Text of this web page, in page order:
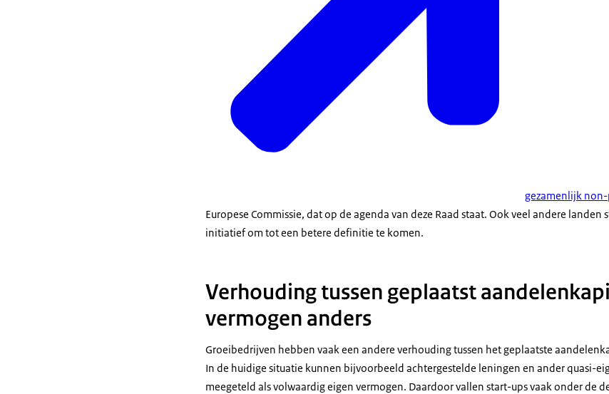
gezamenlijk
Europese Commissie, dat op de agenda van deze Raad staat. Ook veel andere
initiatief om tot een betere definitie te komen.
Verhouding tussen geplaatst
vermogen anders
Groeibedrijven hebben vaak een andere verhouding tussen het geplaatste
In de huidige situatie kunnen bijvoorbeeld achtergestelde leningen en ander quasi-
meegeteld als volwaardig eigen vermogen. Daardoor vallen start-ups vaak onder de